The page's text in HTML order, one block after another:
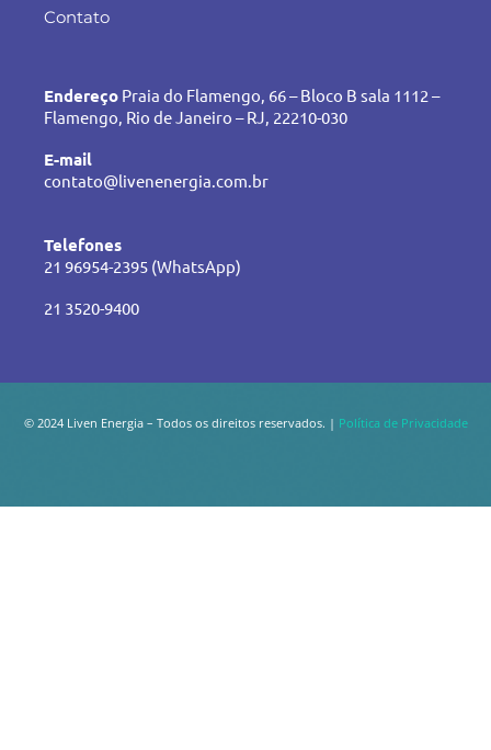
Contato
Endereço Praia do Flamengo, 66 – Bloco B sala 1112 –
Flamengo, Rio de Janeiro – RJ, 22210-030
E-mail
contato@livenenergia.com.br
Telefones
21 96954-2395 (WhatsApp)
21 3520-9400
© 2024 Liven Energia – Todos os direitos reservados. | Política de Privacidade